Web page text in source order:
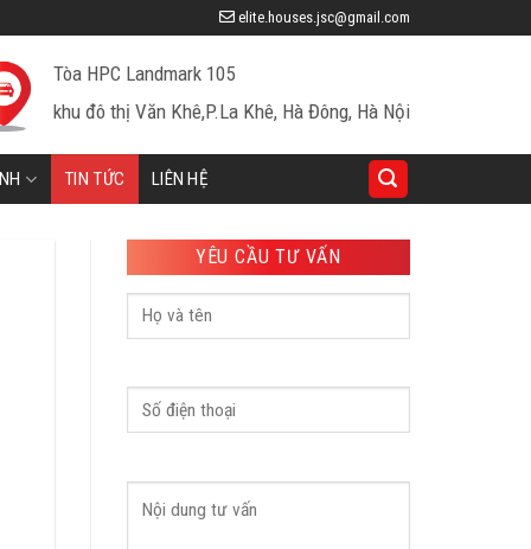
elite.houses.jsc@gmail.com
Tòa HPC Landmark 105
khu đô thị Văn Khê,P.La Khê, Hà Đông, Hà Nội
TIN TỨC LIÊN HỆ
YÊU CẦU TƯ VẤN